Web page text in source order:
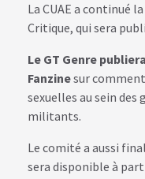
La CUAE a continué
Critique, qui sera
Le GT Genre
Fanzinesur
sexuelles au sein des
militants.
Le comité a aussi
sera disponible à